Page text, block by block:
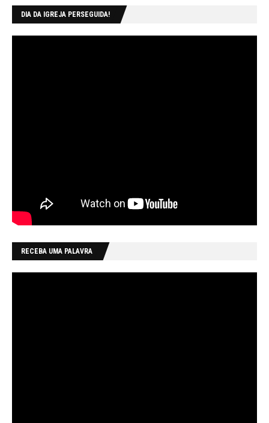
DIA DA IGREJA PERSEGUIDA!
RECEBA UMA PALAVRA